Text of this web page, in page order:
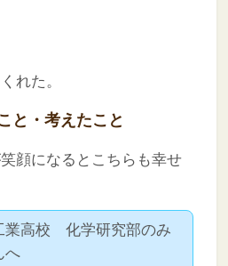
れた。
と・考えたこと
顔になるとこちらも幸せ
業高校 化学研究部のみ
へ